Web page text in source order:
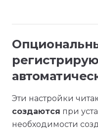
Эти настройки
создаются при
необходимости